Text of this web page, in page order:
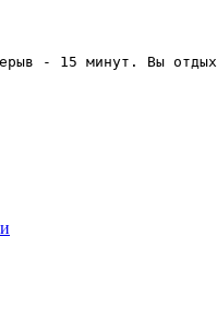
- 15 минут. Вы